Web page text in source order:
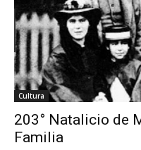
Cultura
203° Natalicio de
Familia